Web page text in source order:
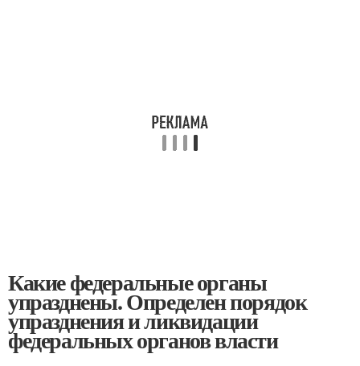
Какие федеральные органы
упразднены. Определен порядок
упразднения и ликвидации
федеральных органов власти